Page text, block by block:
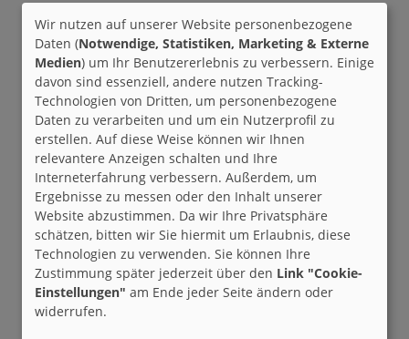
Wir nutzen auf unserer Website personenbezogene
Daten (Notwendige, Statistiken, Marketing & Externe
Medien) um Ihr Benutzererlebnis zu verbessern. Einige
davon sind essenziell, andere nutzen Tracking-
Technologien von Dritten, um personenbezogene
Daten zu verarbeiten und um ein Nutzerprofil zu
erstellen. Auf diese Weise können wir Ihnen
relevantere Anzeigen schalten und Ihre
Interneterfahrung verbessern. Außerdem, um
Ergebnisse zu messen oder den Inhalt unserer
Website abzustimmen. Da wir Ihre Privatsphäre
schätzen, bitten wir Sie hiermit um Erlaubnis, diese
Technologien zu verwenden. Sie können Ihre
Zustimmung später jederzeit über den Link "Cookie-
Einstellungen" am Ende jeder Seite ändern oder
widerrufen.